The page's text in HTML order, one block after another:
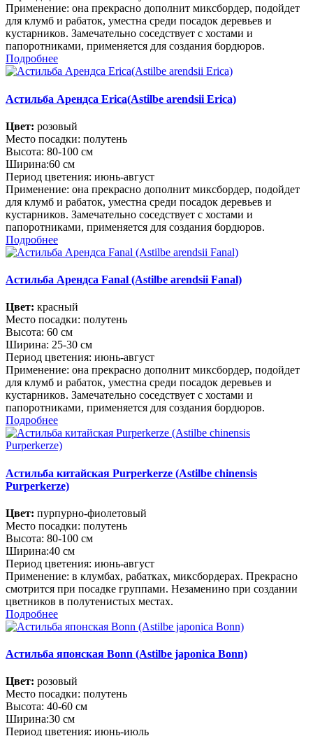
Применение: она прекрасно дополнит миксбордер, подойдет
для клумб и рабаток, уместна среди посадок деревьев и
кустарников. Замечательно соседствует с хостами и
папоротниками, применяется для создания бордюров.
Подробнее
Астильба Арендса Erica(Astilbe arendsii Erica)
Цвет: розовый
Место посадки: полутень
Высота: 80-100 см
Ширина:60 см
Период цветения: июнь-август
Применение: она прекрасно дополнит миксбордер, подойдет
для клумб и рабаток, уместна среди посадок деревьев и
кустарников. Замечательно соседствует с хостами и
папоротниками, применяется для создания бордюров.
Подробнее
Астильба Арендса Fanal (Astilbe arendsii Fanal)
Цвет: красный
Место посадки: полутень
Высота: 60 см
Ширина: 25-30 см
Период цветения: июнь-август
Применение: она прекрасно дополнит миксбордер, подойдет
для клумб и рабаток, уместна среди посадок деревьев и
кустарников. Замечательно соседствует с хостами и
папоротниками, применяется для создания бордюров.
Подробнее
Астильба китайская Purperkerze (Astilbe chinensis
Purperkerze)
Цвет: пурпурно-фиолетовый
Место посадки: полутень
Высота: 80-100 см
Ширина:40 см
Период цветения: июнь-август
Применение: в клумбах, рабатках, миксбордерах. Прекрасно
смотрится при посадке группами. Незаменино при создании
цветников в полутенистых местах.
Подробнее
Астильба японская Bonn (Astilbe japonica Bonn)
Цвет: розовый
Место посадки: полутень
Высота: 40-60 см
Ширина:30 см
Период цветения: июнь-июль